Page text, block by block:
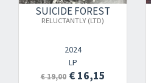
SUICIDE FOREST
RELUCTANTLY (LTD)
2024
LP
€ 19,00 € 16,15